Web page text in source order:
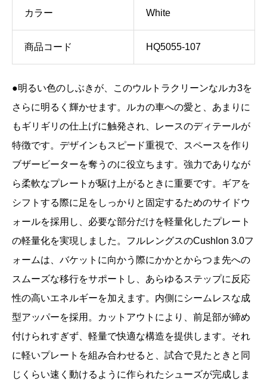
カラー White
商品コード HQ5055-107
●明るい色のしぶきが、このウルトラクリーンなルカ3を
さらに明るく輝かせます。ルカの車への愛と、あまりに
もギリギリの仕上げに触発され、レースのディテールが
特徴です。デザインもスピード重視で、スペースを作り
ブザービーターを奪うのに役立ちます。強力でありなが
ら柔軟なプレートが駆け上がるときに重要です。ギアを
シフトする際に足をしっかりと固定するためのサイドウ
ォールを採用し、必要な部分だけを軽量化したプレート
の軽量化を実現しました。フルレングスのCushlon 3.0フ
ォームは、バケットに向かう際にかかとからつま先への
スムーズな移行をサポートし、あらゆるステップに反応
性の高いエネルギーを加えます。内側にシームレスな成
型アッパーを採用。カットアウトにより、前足部が締め
付けられすぎず、軽量で快適な構造を提供します。それ
に軽いプレートを組み合わせると、試合で見たときと同
じくらい速く動けるように作られたシューズが完成しま